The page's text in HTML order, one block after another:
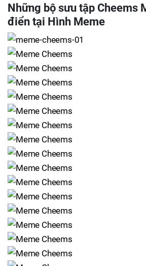
Những bộ sưu tập Cheems
điển tại Hình Meme